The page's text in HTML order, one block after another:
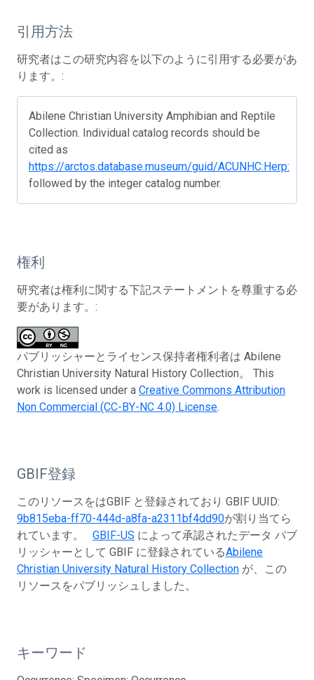
引用方法
研究者はこの研究内容を以下のように引用する必要があ
ります。:
Abilene Christian University Amphibian and Reptile
Collection. Individual catalog records should be
cited as
https://arctos.database.museum/guid/ACUNHC:Herp:
followed by the integer catalog number.
権利
研究者は権利に関する下記ステートメントを尊重する必
要があります。:
パブリッシャーとライセンス保持者権利者は Abilene
Christian University Natural History Collection。 This
work is licensed under a Creative Commons Attribution
Non Commercial (CC-BY-NC 4.0) License.
GBIF登録
このリソースをはGBIF と登録されており GBIF UUID:
9b815eba-ff70-444d-a8fa-a2311bf4dd90が割り当てら
れています。 GBIF-US によって承認されたデータ パブ
リッシャーとして GBIF に登録されているAbilene
Christian University Natural History Collection が、この
リソースをパブリッシュしました。
キーワード